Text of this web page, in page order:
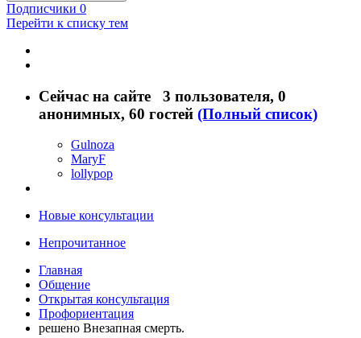
Подписчики 0
Перейти к списку тем
Сейчас на сайте 3 пользователя, 0
анонимных, 60 гостей (Полный список)
Gulnoza
MaryF
lollypop
Новые консультации
Непрочитанное
Главная
Общение
Открытая консультация
Профориентация
решено Внезапная смерть.